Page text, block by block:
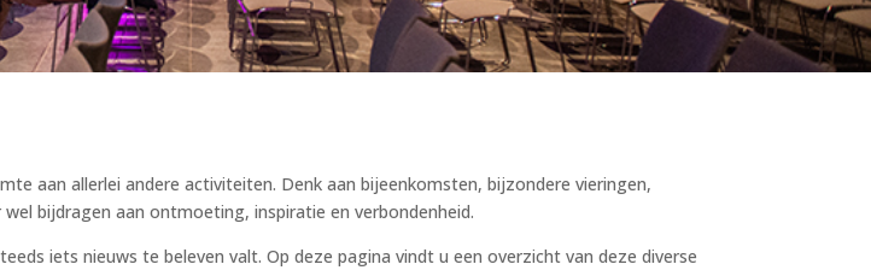
aan allerlei andere activiteiten. Denk aan bijeenkomsten, bijzondere vieringen,
bijdragen aan ontmoeting, inspiratie en verbondenheid.
iets nieuws te beleven valt. Op deze pagina vindt u een overzicht van deze diverse